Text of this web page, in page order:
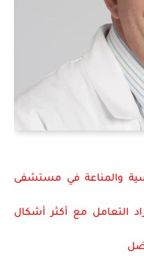
والمناعة في مستشفى
التعامل مع أكثر أشكال